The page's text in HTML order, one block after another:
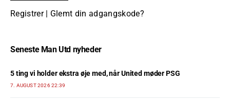
Registrer| Glemt din adgangskode?
Seneste Man Utd nyheder
5 ting vi holder ekstra øje med, når United møder PSG
7. AUGUST 2026 22:39